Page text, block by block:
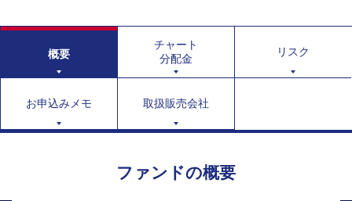
概要
チャート
分配金
リスク
お申込みメモ 取扱販売会社
ファンドの概要